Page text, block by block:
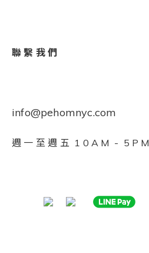
聯 繫 我 們
info@pehomnyc.com
週 一 至 週 五 1 0 A M - 5 P M